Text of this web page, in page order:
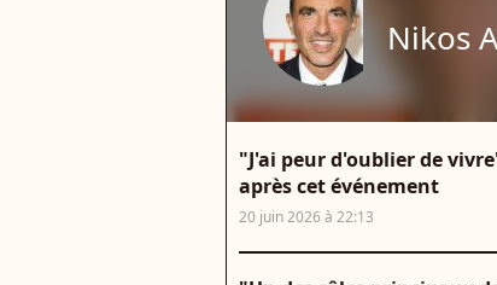
Nikos
"J'ai peur d'oublier de
après cet événement
20 juin 2026 à 22:13